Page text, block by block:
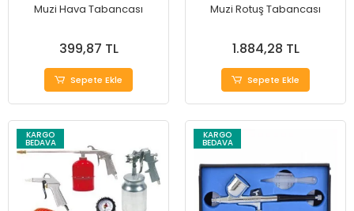
Muzi Hava Tabancası
399,87 TL
Sepete Ekle
Muzi Rotuş Tabancası
1.884,28 TL
Sepete Ekle
KARGO
BEDAVA
KARGO
BEDAVA